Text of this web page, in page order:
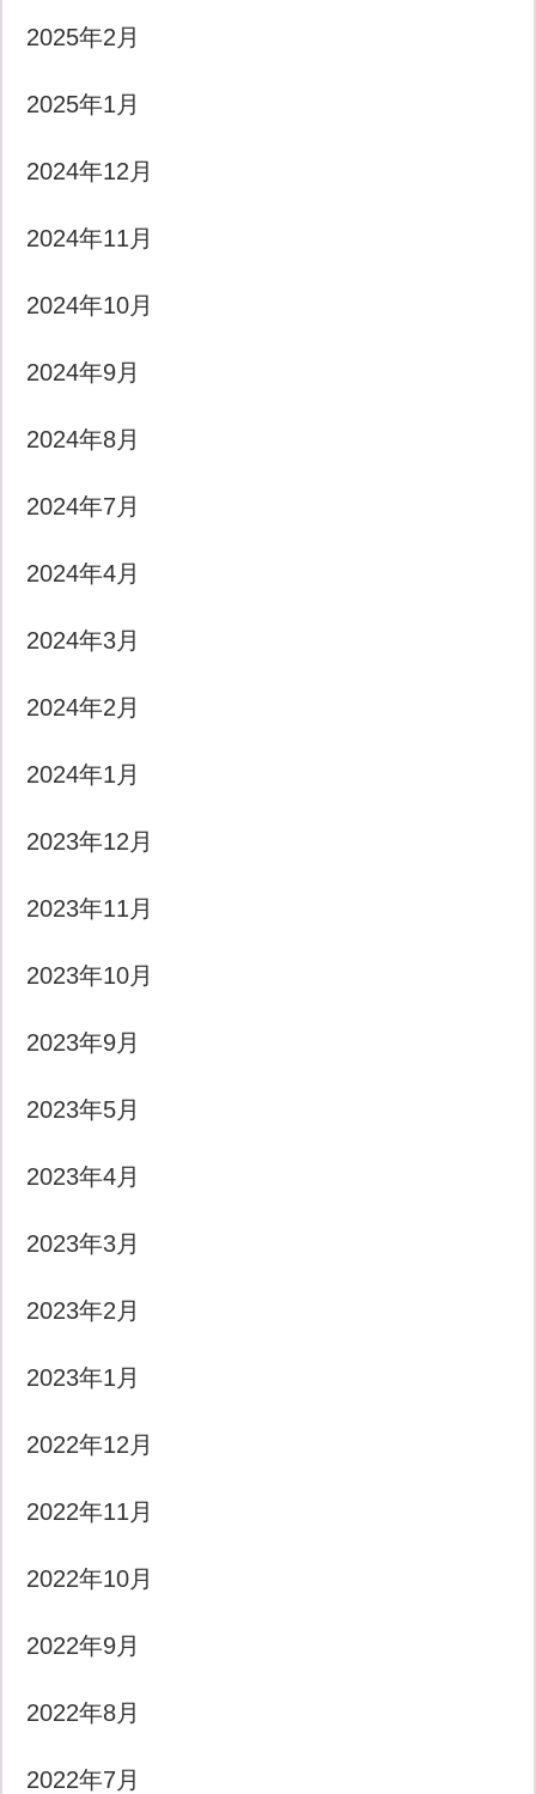
2025年2月
2025年1月
2024年12月
2024年11月
2024年10月
2024年9月
2024年8月
2024年7月
2024年4月
2024年3月
2024年2月
2024年1月
2023年12月
2023年11月
2023年10月
2023年9月
2023年5月
2023年4月
2023年3月
2023年2月
2023年1月
2022年12月
2022年11月
2022年10月
2022年9月
2022年8月
2022年7月